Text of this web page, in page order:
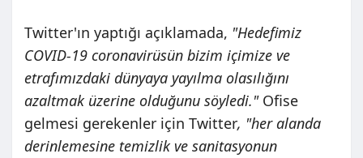
Twitter'ın yaptığı açıklamada, "Hedefimiz
COVID-19 coronavirüsün bizim içimize ve
etrafımızdaki dünyaya yayılma olasılığını
azaltmak üzerine olduğunu söyledi."Ofise
gelmesi gerekenler için Twitter, "her alanda
derinlemesine temizlik ve sanitasyonun